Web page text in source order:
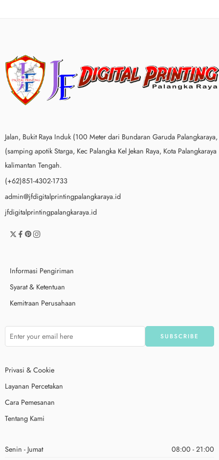
Jalan, Bukit Raya Induk (100 Meter dari Bundaran Garuda Palangkaraya,
(samping apotik Starga, Kec Palangka Kel Jekan Raya, Kota Palangkaraya
kalimantan Tengah.
(+62)851-4302-1733
admin@jfdigitalprintingpalangkaraya.id
jfdigitalprintingpalangkaraya.id
Informasi Pengiriman
Syarat & Ketentuan
Kemitraan Perusahaan
Privasi & Cookie
Layanan Percetakan
Cara Pemesanan
Tentang Kami
Senin - Jumat 08:00 - 21:00